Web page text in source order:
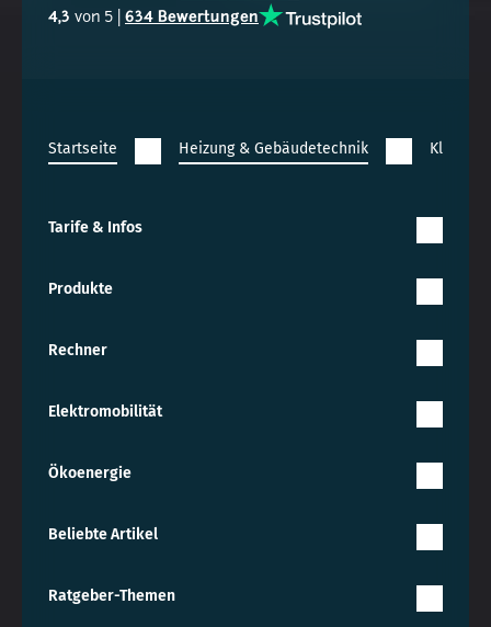
4,3 von 5 | 634 Bewertungen
Startseite Heizung & Gebäudetechnik
Tarife & Infos
Produkte
Rechner
Elektromobilität
Ökoenergie
Beliebte Artikel
Ratgeber-Themen